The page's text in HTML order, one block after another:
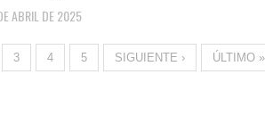
ABRIL DE 2025
3 4 5 SIGUIENTE › ÚLTIMO »